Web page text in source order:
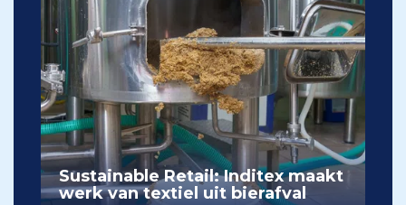
Sustainable Retail: Inditex maakt
werk van textiel uit bierafval